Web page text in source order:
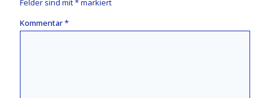
Kommentar*